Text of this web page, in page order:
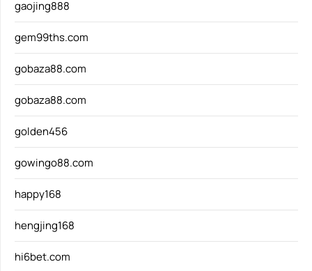
gaojing888
gem99ths.com
gobaza88.com
gobaza88.com
golden456
gowingo88.com
happy168
hengjing168
hi6bet.com